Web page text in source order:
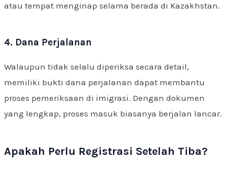
atau tempat menginap selama berada di Kazakhstan.
4. Dana Perjalanan
Walaupun tidak selalu diperiksa secara detail,
memiliki bukti dana perjalanan dapat membantu
proses pemeriksaan di imigrasi. Dengan dokumen
yang lengkap, proses masuk biasanya berjalan lancar.
Apakah Perlu Registrasi Setelah Tiba?